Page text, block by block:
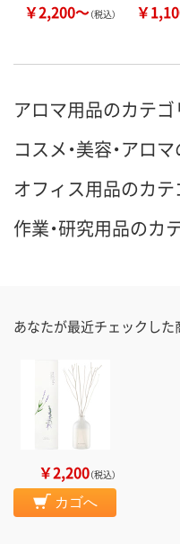
￥2,200～（税込） ￥
アロマ用品のカテゴ
コスメ・美容・アロ
オフィス用品のカテ
作業・研究用品のカ
あなたが最近チェックした
￥2,200（税込）
カゴへ